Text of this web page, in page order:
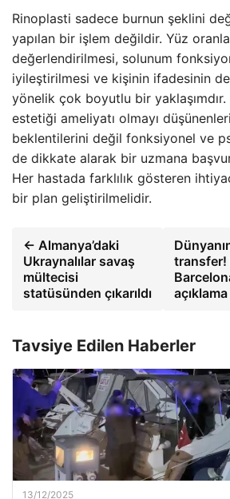
Rinoplasti sadece burnun şeklini
yapılan bir işlem değildir. Yüz
değerlendirilmesi, solunum
iyileştirilmesi ve kişinin ifadesinin
yönelik çok boyutlu bir
estetiği ameliyatı olmayı
beklentilerini değil fonksiyonel ve
de dikkate alarak bir uzmana
Her hastada farklılık gösteren
bir plan geliştirilmelidir.
← Almanya’daki
Ukraynalılar savaş
mültecisi
statüsünden çıkarıldı
transfer!
Tavsiye Edilen Haberler
13/12/2025